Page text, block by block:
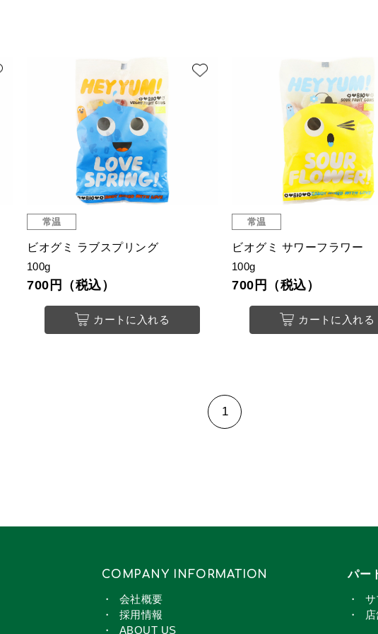
常温
ビオグミ ラブスプリング
100g
700円（税込）
カートに入れる
常温
ビオグミ サワーフラワー
100g
700円（税込）
カートに入れる
1
COMPANY INFORMATION
会社概要
採用情報
ABOUT US
パー